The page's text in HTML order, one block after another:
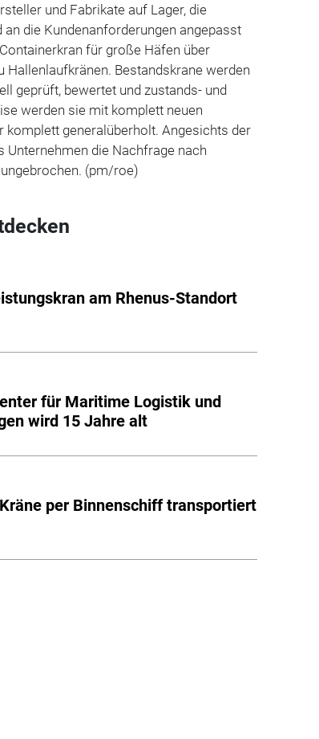
und Fabrikate auf Lager, die
die Kundenanforderungen angepasst
für große Häfen über
Hallenlaufkränen. Bestandskrane werden
geprüft, bewertet und zustands- und
werden sie mit komplett neuen
komplett generalüberholt. Angesichts der
Unternehmen die Nachfrage nach
(pm/roe)
am Rhenus-Standort
für Maritime Logistik und
wird 15 Jahre alt
per Binnenschiff transportiert